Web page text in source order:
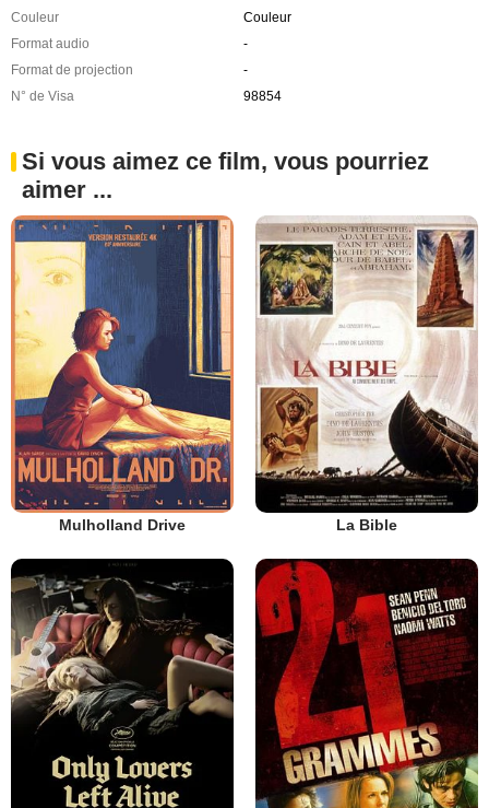
Couleur
Couleur
Format audio
-
Format de projection
-
N° de Visa
98854
Si vous aimez ce film, vous pourriez
aimer ...
Mulholland Drive La Bible